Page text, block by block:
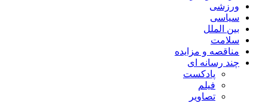
ورزشی
سیاسی
بین الملل
سلامت
مناقصه و مزایده
چند رسانه ای
پادکست
فیلم
تصاویر